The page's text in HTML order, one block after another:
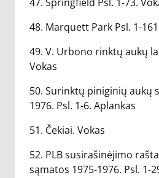
48. Marquett Park Psl. 1-
49. V. Urbono rinktų aukų
Vokas
50. Surinktų piniginių aukų
1976. Psl. 1-6. Aplankas
51. Čekiai. Vokas
52. PLB susirašinėjimo
sąmatos 1975-1976. Psl. 1-